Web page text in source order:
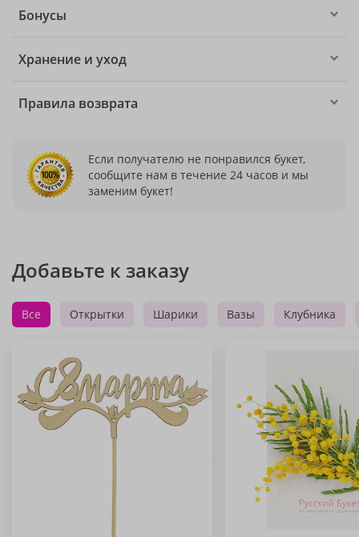
Бонусы
Хранение и уход
Правила возврата
Если получателю не понравился букет,
сообщите нам в течение 24 часов и мы
заменим букет!
Добавьте к заказу
Все Открытки Шарики Вазы Клубника